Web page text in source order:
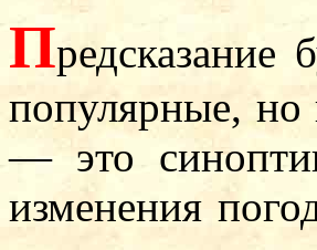
П
популярные, но
— это
изменения